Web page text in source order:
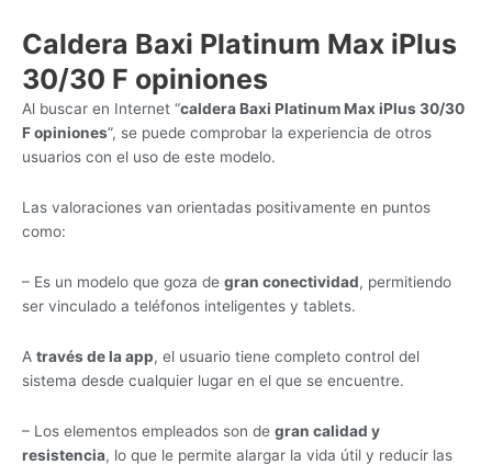
Caldera Baxi Platinum Max iPlus
30/30 F opiniones
Al buscar en Internet “caldera Baxi Platinum Max iPlus 30/30
F opiniones”, se puede comprobar la experiencia de otros
usuarios con el uso de este modelo.
Las valoraciones van orientadas positivamente en puntos
como:
– Es un modelo que goza de gran conectividad, permitiendo
ser vinculado a teléfonos inteligentes y tablets.
A través de la app, el usuario tiene completo control del
sistema desde cualquier lugar en el que se encuentre.
– Los elementos empleados son de gran calidad y
resistencia, lo que le permite alargar la vida útil y reducir las